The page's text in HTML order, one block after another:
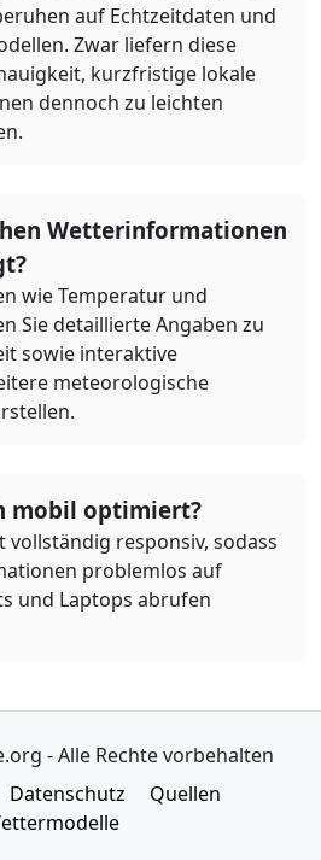
auf Echtzeitdaten und
Zwar liefern diese
kurzfristige lokale
dennoch zu leichten
Wetterinformationen
wie Temperatur und
Sie detaillierte Angaben zu
sowie interaktive
meteorologische
mobil optimiert?
vollständig responsiv, sodass
problemlos auf
und Laptops abrufen
- Alle Rechte vorbehalten
Datenschutz
Quellen